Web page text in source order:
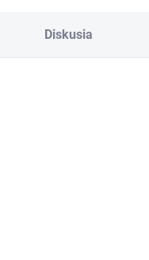
Diskusia